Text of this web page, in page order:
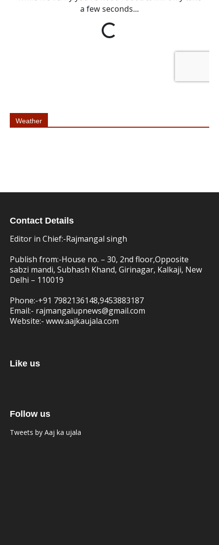
Weather
Contact Details
Editor in Chief:-Rajmangal singh
Publish from:-House no. – 30, 2nd floor,Opposite
sabzi mandi, Subhash Khand, Girinagar, Kalkaji, New
Delhi – 110019
Phone:-+91 7982136148,9453883187
Email:- rajmangalupnews@gmail.com
Website:- www.aajkaujala.com
Like us
Follow us
Tweets by Aaj ka ujala